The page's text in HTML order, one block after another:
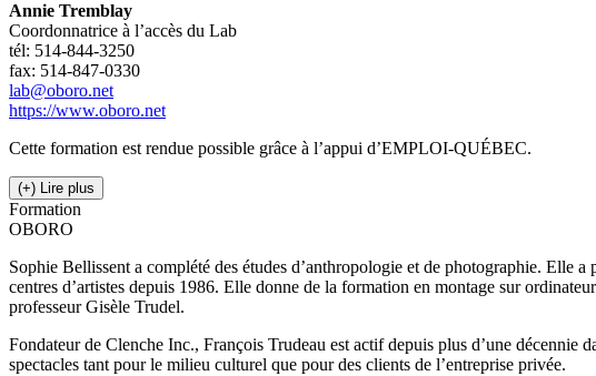
Annie Tremblay
Coordonnatrice à l’accès du Lab
tél: 514-844-3250
fax: 514-847-0330
lab@oboro.net
https://www.oboro.net
Cette formation est rendue possible grâce à l’appui d’EMPLOI-QUÉBEC.
(+) Lire plus
Formation
OBORO
Sophie Bellissent a complété des études d’anthropologie et de photographie. Elle
centres d’artistes depuis 1986. Elle donne de la formation en montage sur
professeur Gisèle Trudel.
Fondateur de Clenche Inc., François Trudeau est actif depuis plus d’une décennie
spectacles tant pour le milieu culturel que pour des clients de l’entreprise privée.